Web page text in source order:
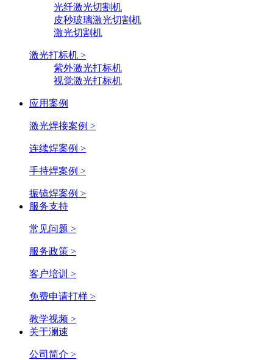
光纤激光切割机
皮秒玻璃激光切割机
激光切割机
激光打标机 >
紫外激光打标机
视觉激光打标机
应用案例
激光焊接案例 >
连续焊案例 >
手持焊案例 >
振镜焊案例 >
服务支持
常见问题 >
服务政策 >
客户培训 >
免费申请打样 >
教学视频 >
关于澜速
公司简介 >